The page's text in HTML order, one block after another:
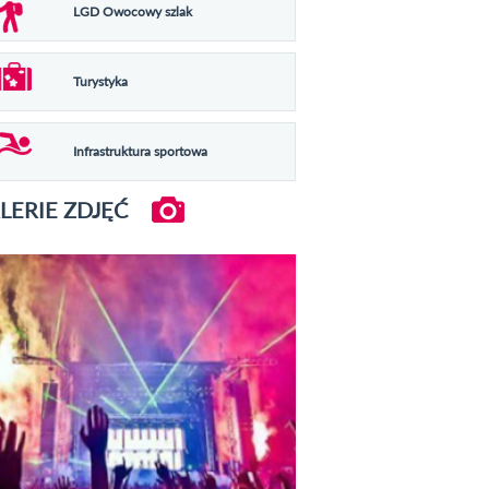
LGD Owocowy szlak
Turystyka
Infrastruktura sportowa
ZDJĘĆ